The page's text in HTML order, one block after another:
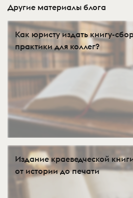
Другие материалы блога
Как юристу издать книгу-
практики для коллег?
Издание краеведческой
от истории до печати